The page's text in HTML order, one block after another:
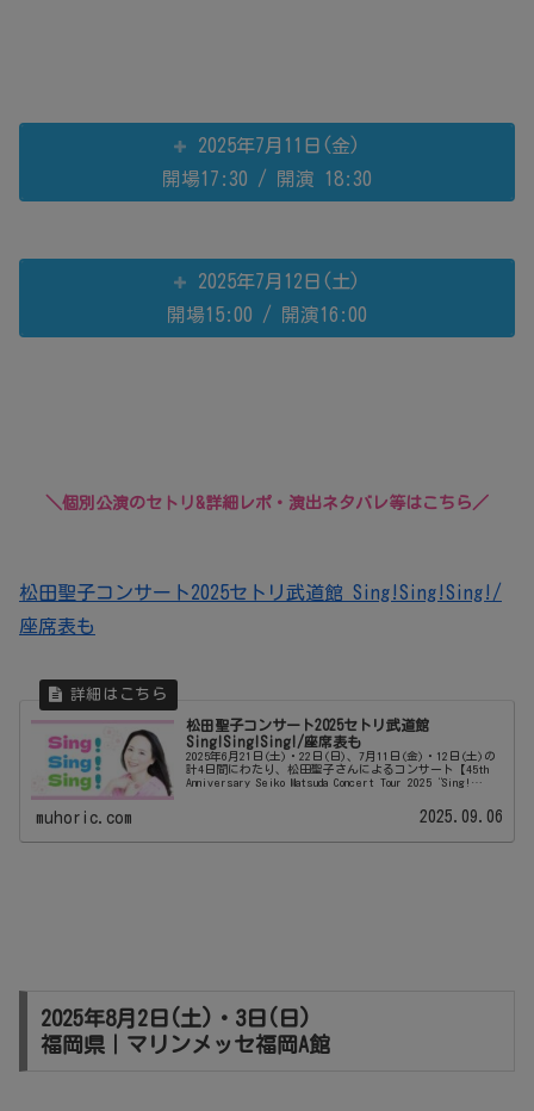
2025年7月11日(金)
開場17:30 / 開演 18:30
2025年7月12日(土)
開場15:00 / 開演16:00
＼個別公演のセトリ&詳細レポ・演出ネタバレ等はこちら／
松田聖子コンサート2025セトリ武道館 Sing!Sing!Sing!/
座席表も
松田聖子コンサート2025セトリ武道館
Sing!Sing!Sing!/座席表も
2025年6月21日(土)・22日(日)、7月11日(金)・12日(土)の
計4日間にわたり、松田聖子さんによるコンサート【45th
Anniversary Seiko Matsuda Concert Tour 2025“Sing!
muhoric.com 2025.09.06
2025年8月2日(土)・3日(日)
福岡県｜マリンメッセ福岡A館